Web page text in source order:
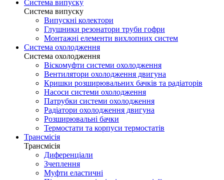
Система випуску
Система випуску
Випускні колектори
Глушники резонатори труби гофри
Монтажні елементи вихлопних систем
Система охолодження
Система охолодження
Віскомуфти системи охолодження
Вентилятори охолодження двигуна
Кришки розширювальних бачків та радіаторів
Насоси системи охолодження
Патрубки системи охолодження
Радіатори охолодження двигуна
Розширювальні бачки
Термостати та корпуси термостатів
Трансмісія
Трансмісія
Диференціали
Зчеплення
Муфти еластичні